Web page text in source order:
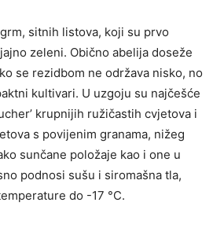
sitnih listova, koji su prvo
zeleni. Obično abelija doseže
se rezidbom ne održava nisko, no
kultivari. U uzgoju su najčešće
krupnijih ružičastih cvjetova i
s povijenim granama, nižeg
sunčane položaje kao i one u
podnosi sušu i siromašna tla,
do -17 °C.